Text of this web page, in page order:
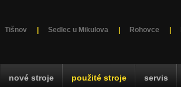
Tišnov Sedlec u Mikulova Rohovce
nové stroje použité stroje servis